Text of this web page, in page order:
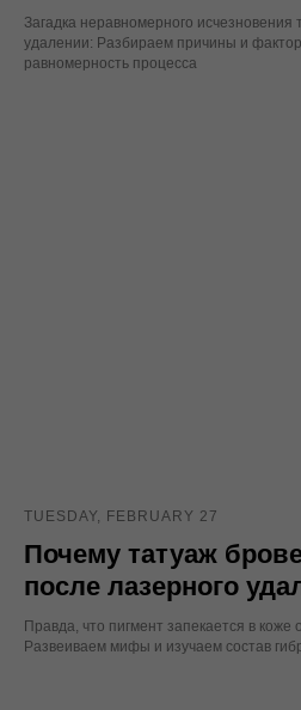
Загадка неравномерного исчезновения
удалении: Разбираем причины и
равномерность процесса
TUESDAY, FEBRUARY 27
Почему татуаж
после лазерного
Правда, что пигмент запекается в коже
Развеиваем мифы и изучаем состав